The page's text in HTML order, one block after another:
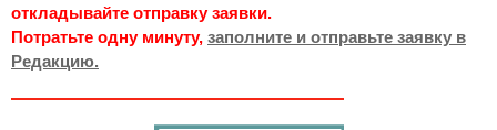
откладывайте отправку заявки.
Потратьте одну минуту, заполните и отправьте заявку в
Редакцию.